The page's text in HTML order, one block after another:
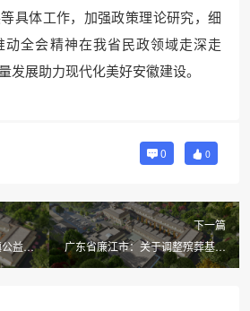
具体工作，加强政策理论研究，细
全会精神在我省民政领域走深走
发展助力现代化美好安徽建设。
0 0
益性
案
下一篇
广东省廉江市：关于调整殡葬基本
服务费最高免除限额的通知